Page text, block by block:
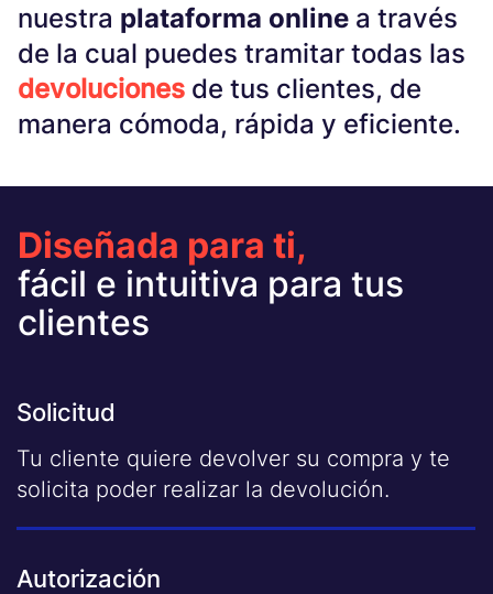
nuestra plataforma online a través
de la cual puedes tramitar todas las
devoluciones de tus clientes, de
manera cómoda, rápida y eficiente.
Diseñada para ti,
fácil e intuitiva para tus
clientes
Solicitud
Tu cliente quiere devolver su compra y te
solicita poder realizar la devolución.
Autorización